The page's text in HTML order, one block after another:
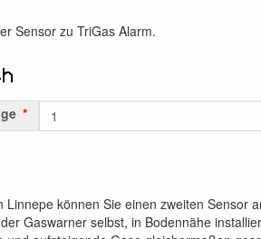
Sensor zu TriGas Alarm.
können Sie einen zweiten Sensor
Gaswarner selbst, in Bodennähe